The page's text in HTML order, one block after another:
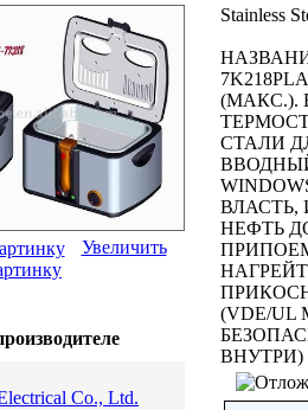
Увеличить
Co., Ltd.
Stainless
(МАКС.).
СТАЛИ
ВЛАСТЬ,
НЕФТЬ
(VDE/
ВНУТРИ)